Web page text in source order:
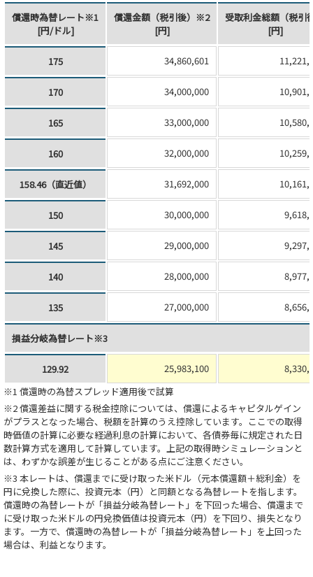
償還時為替レート※1
[円/ドル]
償還金額（税引後）※2
[円]
受取利金総額（税引
[円]
175 34,860,601
170 34,000,000
165 33,000,000
160 32,000,000
158.46（直近値） 31,692,000
150 30,000,000
145 29,000,000
140 28,000,000
135 27,000,000
損益分岐為替レート※3
129.92 25,983,100
※1 償還時の為替スプレッド適用後で試算
※2 償還差益に関する税金控除については、償還によるキャピタルゲイン
がプラスとなった場合、税額を計算のうえ控除しています。ここでの取得
時価値の計算に必要な経過利息の計算において、各債券毎に規定された日
数計算方式を適用して計算しています。上記の取得時シミュレーションと
は、わずかな誤差が生じることがある点にご注意ください。
※3 本レートは、償還までに受け取った米ドル（元本償還額＋総利金）を
円に兌換した際に、投資元本（円）と同額となる為替レートを指します。
償還時の為替レートが「損益分岐為替レート」を下回った場合、償還まで
に受け取った米ドルの円兌換価値は投資元本（円）を下回り、損失となり
ます。一方で、償還時の為替レートが「損益分岐為替レート」を上回った
場合は、利益となります。